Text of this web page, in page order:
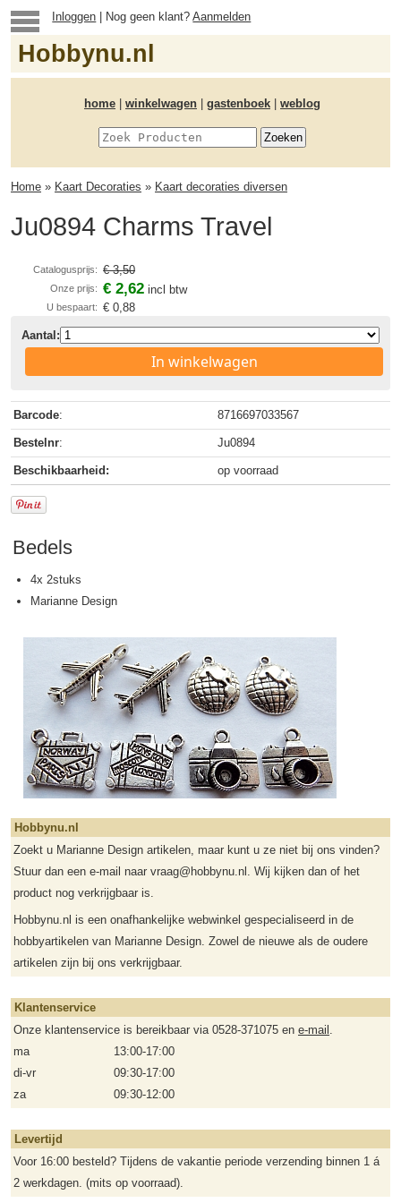
Inloggen | Nog geen klant?Aanmelden
Hobbynu.nl
home winkelwagen gastenboek weblog
Home » Kaart Decoraties » Kaart decoraties diversen
Ju0894 Charms Travel
Catalogusprijs: € 3,50
Onze prijs: € 2,62 incl btw
U bespaart: € 0,88
Aantal:
In winkelwagen
Barcode: 8716697033567
Bestelnr: Ju0894
Beschikbaarheid: op voorraad
Bedels
4x 2stuks
Marianne Design
Hobbynu.nl
Zoekt u Marianne Design artikelen, maar kunt u ze niet bij ons vinden?
Stuur dan een e-mail naar vraag@hobbynu.nl. Wij kijken dan of het
product nog verkrijgbaar is.
Hobbynu.nl is een onafhankelijke webwinkel gespecialiseerd in de
hobbyartikelen van Marianne Design. Zowel de nieuwe als de oudere
artikelen zijn bij ons verkrijgbaar.
Klantenservice
Onze klantenservice is bereikbaar via 0528-371075 en e-mail .
ma
13:00-17:00
di-vr
09:30-17:00
za
09:30-12:00
Levertijd
Voor 16:00 besteld? Tijdens de vakantie periode verzending binnen 1 á
2 werkdagen. (mits op voorraad).